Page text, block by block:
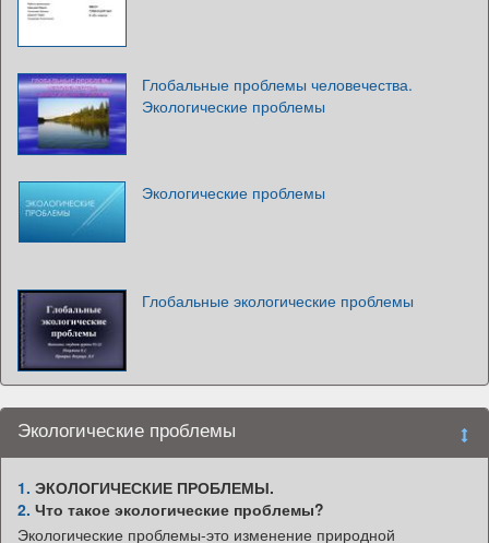
Глобальные проблемы человечества.
Экологические проблемы
Экологические проблемы
Глобальные экологические проблемы
Экологические проблемы
1. ЭКОЛОГИЧЕСКИЕ ПРОБЛЕМЫ.
2. Что такое экологические проблемы?
Экологические проблемы-это изменение природной